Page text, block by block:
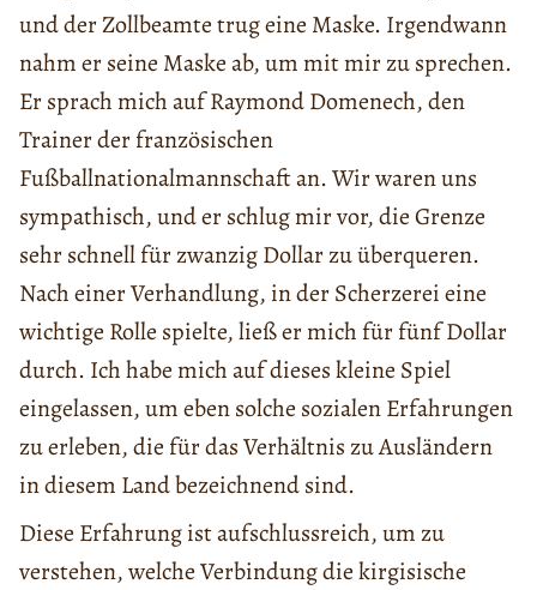
und der Zollbeamte trug eine Maske. Irgendwann
nahm er seine Maske ab, um mit mir zu sprechen.
Er sprach mich auf Raymond Domenech, den
Trainer der französischen
Fußballnationalmannschaft an. Wir waren uns
sympathisch, und er schlug mir vor, die Grenze
sehr schnell für zwanzig Dollar zu überqueren.
Nach einer Verhandlung, in der Scherzerei eine
wichtige Rolle spielte, ließ er mich für fünf Dollar
durch. Ich habe mich auf dieses kleine Spiel
eingelassen, um eben solche sozialen Erfahrungen
zu erleben, die für das Verhältnis zu Ausländern
in diesem Land bezeichnend sind.
Diese Erfahrung ist aufschlussreich, um zu
verstehen, welche Verbindung die kirgisische